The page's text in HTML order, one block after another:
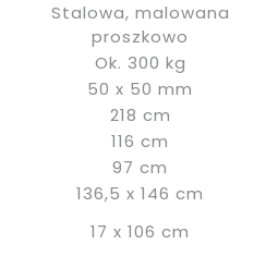
Stalowa, malowana
proszkowo
Ok. 300 kg
50 x 50 mm
218 cm
116 cm
97 cm
136,5 x 146 cm
17 x 106 cm